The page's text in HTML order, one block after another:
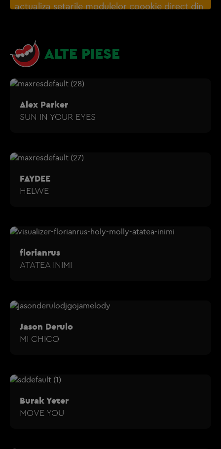
actualiza setarile modulelor coookie direct din
ALTE PIESE
Alex Parker
SUN IN YOUR EYES
FAYDEE
HELWE
florianrus
ATATEA INIMI
Jason Derulo
MI CHICO
Burak Yeter
MOVE YOU